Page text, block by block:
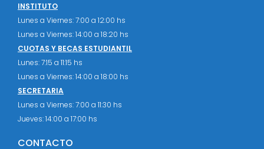
INSTITUTO
Lunes a Viernes: 7:00 a 12:00 hs
Lunes a Viernes: 14:00 a 18:20 hs
CUOTAS Y BECAS ESTUDIANTIL
Lunes: 7:15 a 11:15 hs
Lunes a Viernes: 14:00 a 18:00 hs
SECRETARIA
Lunes a Viernes: 7:00 a 11:30 hs
Jueves: 14:00 a 17:00 hs
CONTACTO